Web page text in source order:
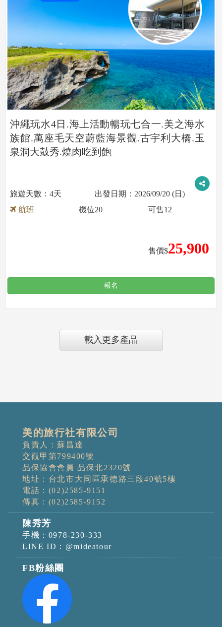
沖繩玩水4日.海上活動暢玩七合一.美之海水
族館.萬座毛天空蔚藍海景觀.古宇利大橋.玉
泉洞大鼓秀.燒肉吃到飽
4天
2026/09/20 (日)
航班
售價$25,900
機位20 可售12
報名
載入更多產品
美的旅行社有限公司
負責人：蘇昌達
交觀甲第799400號
品保協會會員 品保北2320號
地址：台北市大同區承德路三段40號5樓
電話：(02)2585-9151
傳真：(02)2585-9152
陳秀芳
手機：0978-230-333
LINE ID：@mideatour
FB粉絲團